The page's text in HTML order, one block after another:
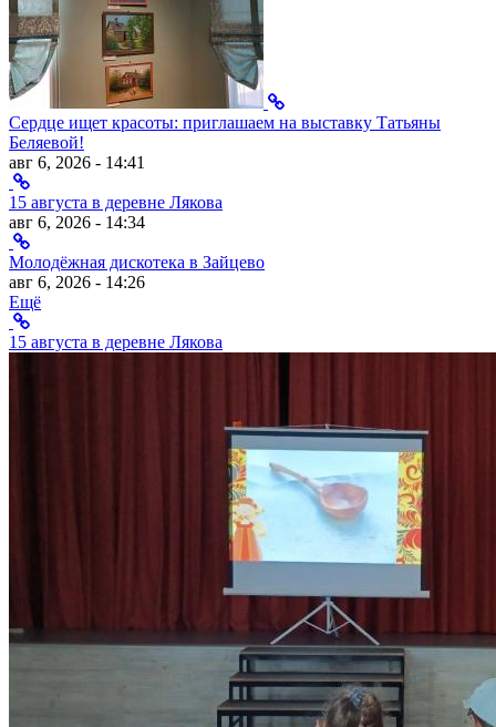
Сердце ищет красоты: приглашаем на выставку Татьяны
Беляевой!
авг 6, 2026 - 14:41
15 августа в деревне Лякова
авг 6, 2026 - 14:34
Молодёжная дискотека в Зайцево
авг 6, 2026 - 14:26
Ещё
15 августа в деревне Лякова